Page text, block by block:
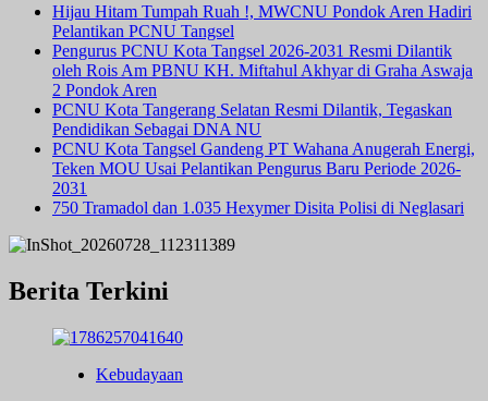
Hijau Hitam Tumpah Ruah !, MWCNU Pondok Aren Hadiri
Pelantikan PCNU Tangsel
Pengurus PCNU Kota Tangsel 2026-2031 Resmi Dilantik
oleh Rois Am PBNU KH. Miftahul Akhyar di Graha Aswaja
2 Pondok Aren
PCNU Kota Tangerang Selatan Resmi Dilantik, Tegaskan
Pendidikan Sebagai DNA NU
PCNU Kota Tangsel Gandeng PT Wahana Anugerah Energi,
Teken MOU Usai Pelantikan Pengurus Baru Periode 2026-
2031
750 Tramadol dan 1.035 Hexymer Disita Polisi di Neglasari
Berita Terkini
Kebudayaan